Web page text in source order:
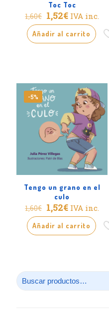
Toc Toc
1,60€ El
precio
original
era:
1,52€El
precio
actual
es:
IVA inc.
Añadir al carrito
-5%
Tengo un grano en el
culo
1,60€ El
precio
original
era:
1,52€El
precio
actual
es:
IVA inc.
Añadir al carrito